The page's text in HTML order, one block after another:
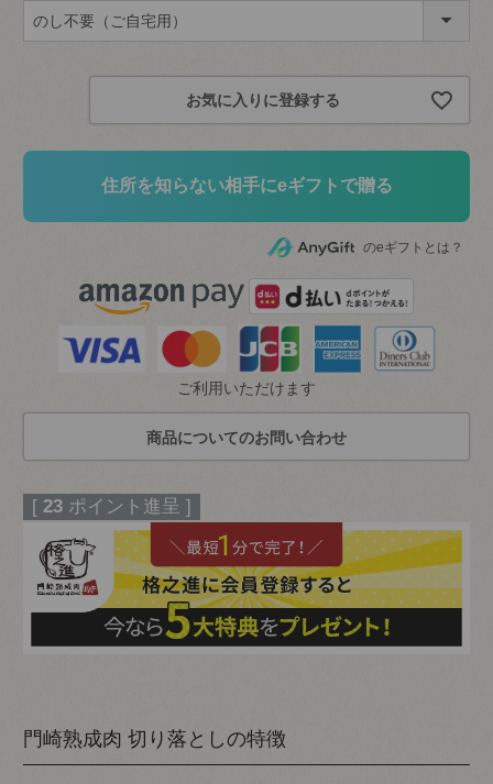
お気に入りに登録する
住所を知らない相手にeギフトで贈る
のeギフトとは？
ご利用いただけます
[ 23 ポイント進呈 ]
門崎熟成肉 切り落としの特徴